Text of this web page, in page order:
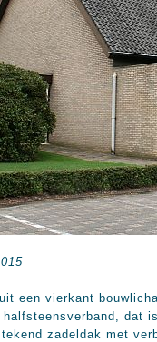
een vierkant
dat
zadeldak met